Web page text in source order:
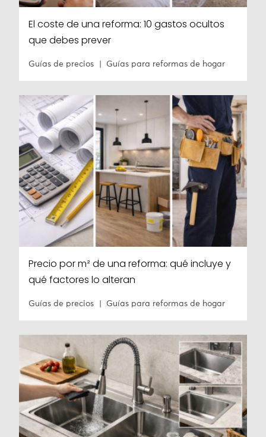
El coste de una reforma: 10 gastos ocultos
que debes prever
Guías de precios Guías para reformas de hogar
Precio por m² de una reforma: qué incluye y
qué factores lo alteran
Guías de precios Guías para reformas de hogar